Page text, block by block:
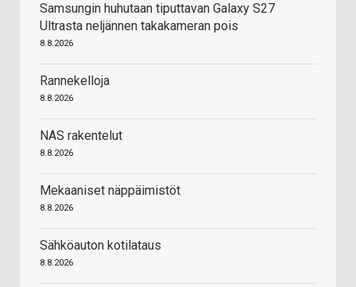
Samsungin huhutaan tiputtavan Galaxy S27
Ultrasta neljännen takakameran pois
8.8.2026
Rannekelloja
8.8.2026
NAS rakentelut
8.8.2026
Mekaaniset näppäimistöt
8.8.2026
Sähköauton kotilataus
8.8.2026